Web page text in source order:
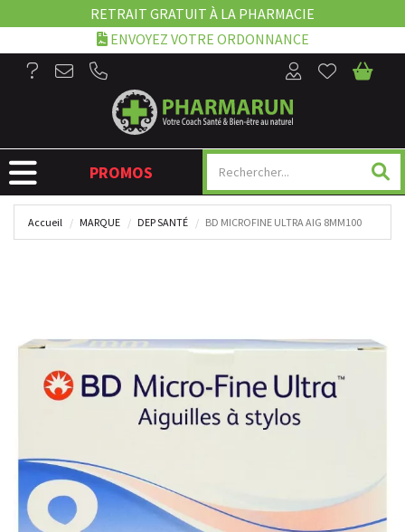
RETRAIT GRATUIT À LA PHARMACIE
ENVOYEZ VOTRE ORDONNANCE
NAVIGATION
PROMOS
Accueil MARQUE DEP SANTÉ BD MICROFINE ULTRA AIG 8MM100